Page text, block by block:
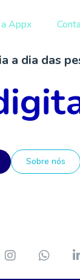
Appx
a dia das
Sobre nós